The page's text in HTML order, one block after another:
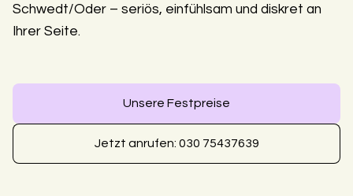
Schwedt/Oder – seriös, einfühlsam und diskret an
Ihrer Seite.
Unsere Festpreise
Jetzt anrufen: 030 75437639